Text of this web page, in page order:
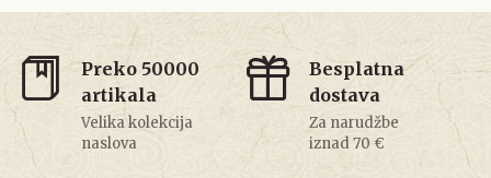
Preko 50000
artikala
Velika kolekcija
naslova
Besplatna
dostava
Za narudžbe
iznad 70 €